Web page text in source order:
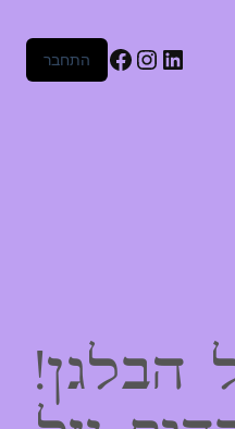
LinkedIn
Instagram
Facebook
התחבר
הבלגן!